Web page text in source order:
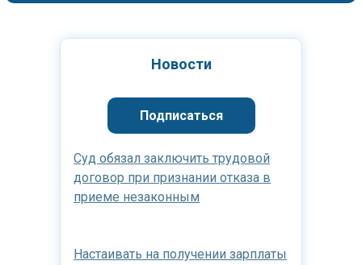
Новости
Подписаться
Суд обязал заключить трудовой
договор при признании отказа в
приеме незаконным
Настаивать на получении зарплаты